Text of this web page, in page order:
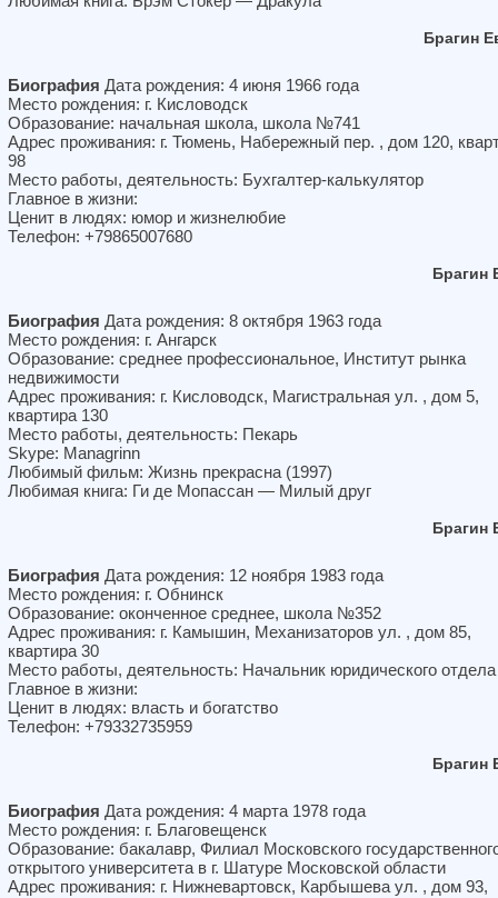
Брагин
Биография Дата рождения: 4 июня 1966 года
Место рождения: г. Кисловодск
Образование: начальная школа, школа №741
Адрес проживания: г. Тюмень, Набережный пер. , дом 120,
98
Место работы, деятельность: Бухгалтер-калькулятор
Главное в жизни:
Ценит в людях: юмор и жизнелюбие
Телефон: +79865007680
Брагин
Биография Дата рождения: 8 октября 1963 года
Место рождения: г. Ангарск
Образование: среднее профессиональное, Институт рынка
недвижимости
Адрес проживания: г. Кисловодск, Магистральная ул. , дом 5,
квартира 130
Место работы, деятельность: Пекарь
Skype: Managrinn
Любимый фильм: Жизнь прекрасна (1997)
Любимая книга: Ги де Мопассан — Милый друг
Брагин
Биография Дата рождения: 12 ноября 1983 года
Место рождения: г. Обнинск
Образование: оконченное среднее, школа №352
Адрес проживания: г. Камышин, Механизаторов ул. , дом 85,
квартира 30
Место работы, деятельность: Начальник юридического отдела
Главное в жизни:
Ценит в людях: власть и богатство
Телефон: +79332735959
Брагин
Биография Дата рождения: 4 марта 1978 года
Место рождения: г. Благовещенск
Образование: бакалавр, Филиал Московского
открытого университета в г. Шатуре Московской области
Адрес проживания: г. Нижневартовск, Карбышева ул. , дом 93,